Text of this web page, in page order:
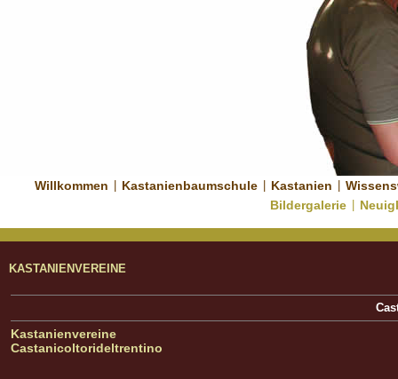
Willkommen Kastanienbaumschule Kastanien
Bildergalerie
KASTANIENVEREINE
Kastanienvereine
Castanicoltorideltrentino